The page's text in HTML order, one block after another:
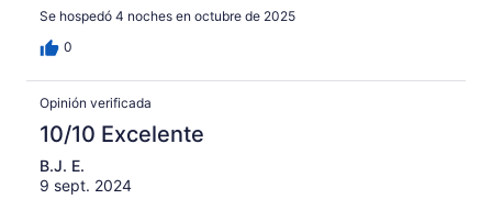
Se hospedó 4 noches en octubre de 2025
0
Opinión verificada
10/10 Excelente
B.J. E.
9 sept. 2024